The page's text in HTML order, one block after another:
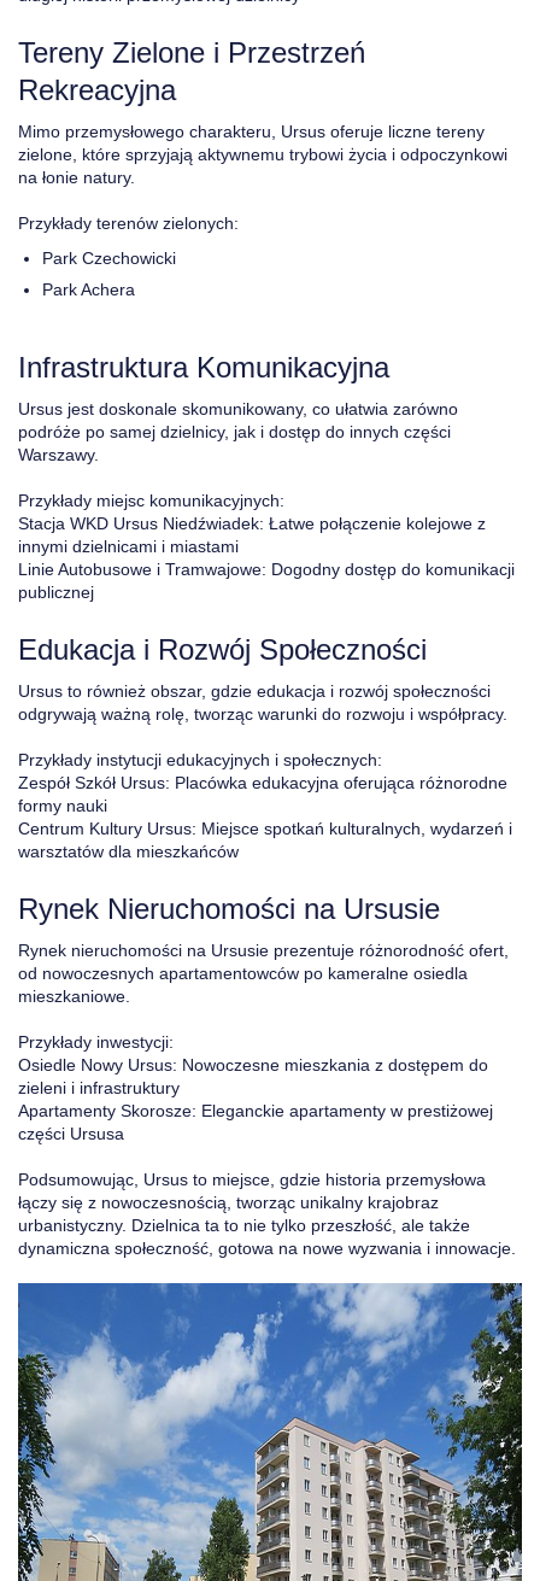
Tereny Zielone i Przestrzeń
Rekreacyjna
Mimo przemysłowego charakteru, Ursus oferuje liczne tereny
zielone, które sprzyjają aktywnemu trybowi życia i odpoczynkowi
na łonie natury.
Przykłady terenów zielonych:
Park Czechowicki
Park Achera
Infrastruktura Komunikacyjna
Ursus jest doskonale skomunikowany, co ułatwia zarówno
podróże po samej dzielnicy, jak i dostęp do innych części
Warszawy.
Przykłady miejsc komunikacyjnych:
Stacja WKD Ursus Niedźwiadek: Łatwe połączenie kolejowe z
innymi dzielnicami i miastami
Linie Autobusowe i Tramwajowe: Dogodny dostęp do komunikacji
publicznej
Edukacja i Rozwój Społeczności
Ursus to również obszar, gdzie edukacja i rozwój społeczności
odgrywają ważną rolę, tworząc warunki do rozwoju i współpracy.
Przykłady instytucji edukacyjnych i społecznych:
Zespół Szkół Ursus: Placówka edukacyjna oferująca różnorodne
formy nauki
Centrum Kultury Ursus: Miejsce spotkań kulturalnych, wydarzeń i
warsztatów dla mieszkańców
Rynek Nieruchomości na Ursusie
Rynek nieruchomości na Ursusie prezentuje różnorodność ofert,
od nowoczesnych apartamentowców po kameralne osiedla
mieszkaniowe.
Przykłady inwestycji:
Osiedle Nowy Ursus: Nowoczesne mieszkania z dostępem do
zieleni i infrastruktury
Apartamenty Skorosze: Eleganckie apartamenty w prestiżowej
części Ursusa
Podsumowując, Ursus to miejsce, gdzie historia przemysłowa
łączy się z nowoczesnością, tworząc unikalny krajobraz
urbanistyczny. Dzielnica ta to nie tylko przeszłość, ale także
dynamiczna społeczność, gotowa na nowe wyzwania i innowacje.